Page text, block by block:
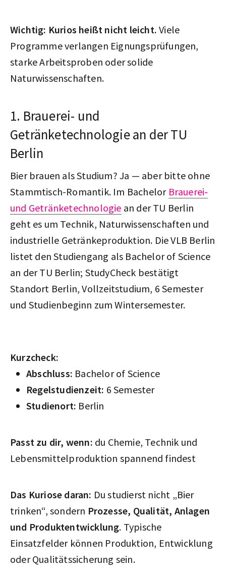
Wichtig: Kurios heißt nicht leicht.Viele
Programme verlangen Eignungsprüfungen,
starke Arbeitsproben oder solide
Naturwissenschaften.
1. Brauerei- und
Getränketechnologie an der TU
Berlin
Bier brauen als Studium? Ja — aber bitte ohne
Stammtisch-Romantik. Im Bachelor Brauerei-
und Getränketechnologie an der TU Berlin
geht es um Technik, Naturwissenschaften und
industrielle Getränkeproduktion. Die VLB Berlin
listet den Studiengang als Bachelor of Science
an der TU Berlin; StudyCheck bestätigt
Standort Berlin, Vollzeitstudium, 6 Semester
und Studienbeginn zum Wintersemester.
Kurzcheck:
Abschluss: Bachelor of Science
Regelstudienzeit: 6 Semester
Studienort: Berlin
Passt zu dir, wenn: du Chemie, Technik und
Lebensmittelproduktion spannend findest
Das Kuriose daran: Du studierst nicht „Bier
trinken“, sondern Prozesse, Qualität, Anlagen
und Produktentwicklung. Typische
Einsatzfelder können Produktion, Entwicklung
oder Qualitätssicherung sein.